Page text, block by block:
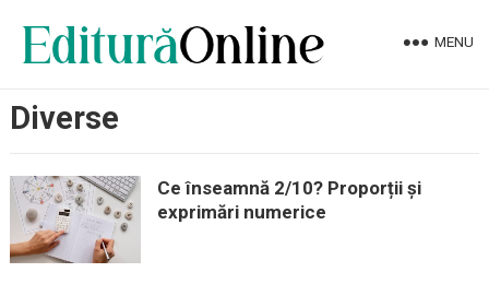
MENU
Diverse
Ce înseamnă 2/10? Proporții și
exprimări numerice